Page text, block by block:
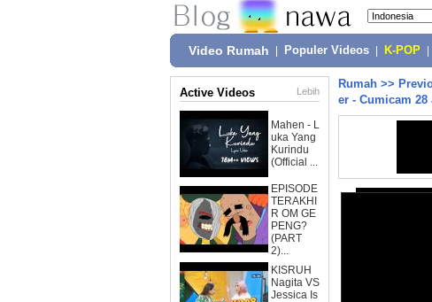
Video Rumah Populer Videos K-POP
Active Videos Lebih
Mahen - L
uka Yang
Kurindu
(Official ...
EPISODE
TERAKHI
R OM GE
PENG?
(PART
2)...
KISRUH
Nagita VS
Jessica Is
Rumah >>
er - Cumicam 28